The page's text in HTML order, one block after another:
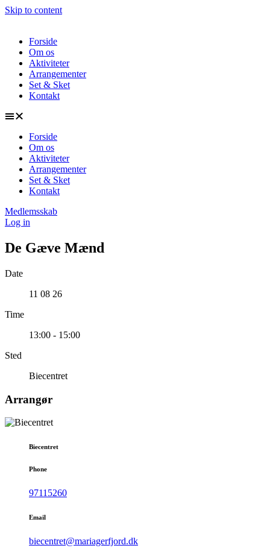
Skip to content
Forside
Om os
Aktiviteter
Arrangementer
Set & Sket
Kontakt
Forside
Om os
Aktiviteter
Arrangementer
Set & Sket
Kontakt
Medlemsskab
Log in
De Gæve Mænd
Date
11 08 26
Time
13:00 - 15:00
Sted
Biecentret
Arrangør
Biecentret
Phone
97115260
Email
biecentret@mariagerfjord.dk